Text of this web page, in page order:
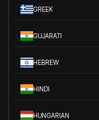
GREEK
GUJARATI
HEBREW
HINDI
HUNGARIAN